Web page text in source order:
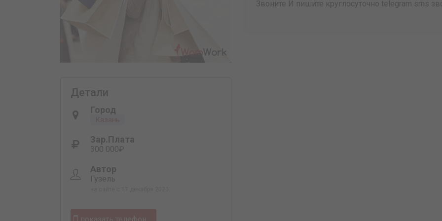
Детали
Город
Казань
Зар.плата
300 000₽
Автор
Гузель
Звоните И пишите круглосуточно telegram sms